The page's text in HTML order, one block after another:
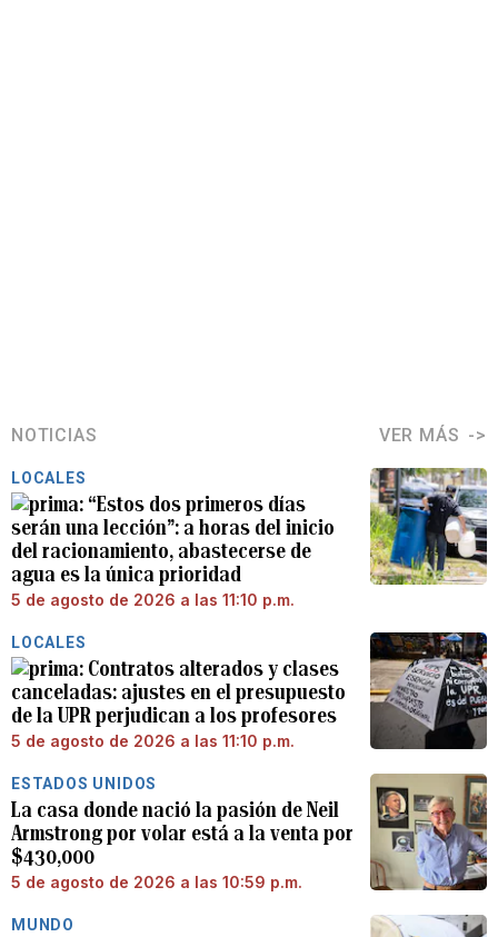
NOTICIAS VER MÁS
LOCALES
“Estos dos primeros días
serán una lección”: a horas del inicio
del racionamiento, abastecerse de
agua es la única prioridad
5 de agosto de 2026 a las 11:10 p.m.
LOCALES
Contratos alterados y clases
canceladas: ajustes en el presupuesto
de la UPR perjudican a los profesores
5 de agosto de 2026 a las 11:10 p.m.
ESTADOS UNIDOS
La casa donde nació la pasión de Neil
Armstrong por volar está a la venta por
$430,000
5 de agosto de 2026 a las 10:59 p.m.
MUNDO